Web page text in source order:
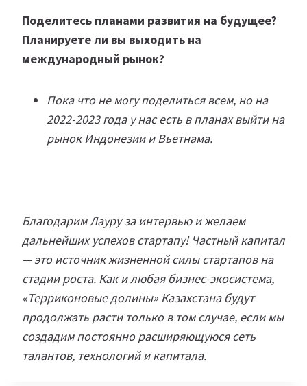
Поделитесь планами развития на будущее?
Планируете ли вы выходить на
международный рынок?
Пока что не могу поделиться всем, но на
2022-2023 года у нас есть в планах выйти на
рынок Индонезии и Вьетнама.
Благодарим Лауру за интервью и желаем
дальнейших успехов стартапу! Частный капитал
— это источник жизненной силы стартапов на
стадии роста. Как и любая бизнес-экосистема,
«Терриконовые долины» Казахстана будут
продолжать расти только в том случае, если мы
создадим постоянно расширяющуюся сеть
талантов, технологий и капитала.